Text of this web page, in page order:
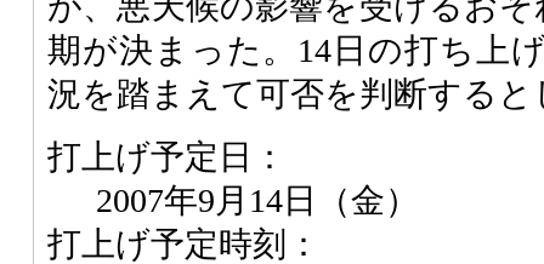
期が決まった。14日の打ち上
況を踏まえて可否を判断する
打上げ予定日：
2007年9月14日（金）
打上げ予定時刻：